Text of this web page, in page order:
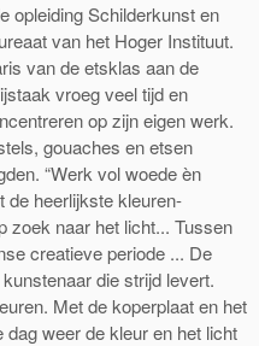
opleiding Schilderkunst en
van het Hoger Instituut.
van de etsklas aan de
vroeg veel tijd en
op zijn eigen werk.
gouaches en etsen
“Werk vol woede èn
de heerlijkste kleuren-
zoek naar het licht... Tussen
creatieve periode ... De
die strijd levert.
Met de koperplaat en het
weer de kleur en het licht